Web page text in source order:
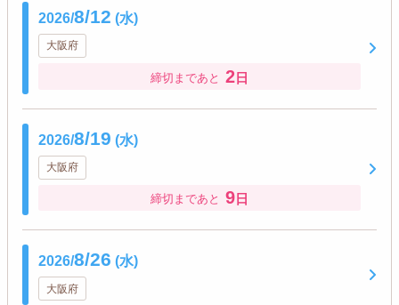
2026/8/12 (水)
大阪府
締切まであと 2日
2026/8/19 (水)
大阪府
締切まであと 9日
2026/8/26 (水)
大阪府